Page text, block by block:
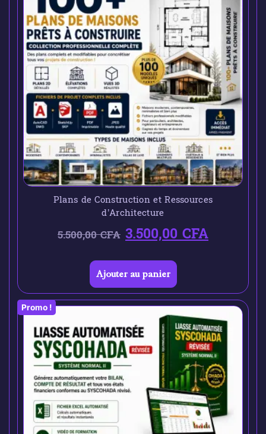
Plans de Construction et Ressources
d’Architecture
5.500,00CFA 3.500,00CFA
Ajouter au panier
Promo !